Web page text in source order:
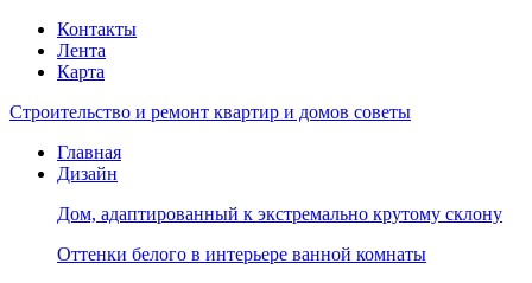
Контакты
Лента
Карта
Строительство и ремонт квартир и домов советы
Главная
Дизайн
Дом, адаптированный к экстремально крутому склону
Оттенки белого в интерьере ванной комнаты